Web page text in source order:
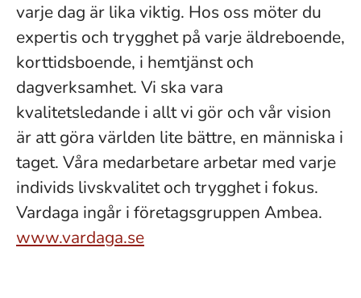
varje dag är lika viktig. Hos oss möter du
expertis och trygghet på varje äldreboende,
korttidsboende, i hemtjänst och
dagverksamhet. Vi ska vara
kvalitetsledande i allt vi gör och vår vision
är att göra världen lite bättre, en människa i
taget. Våra medarbetare arbetar med varje
individs livskvalitet och trygghet i fokus.
Vardaga ingår i företagsgruppen Ambea.
www.vardaga.se